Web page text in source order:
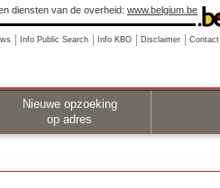
diensten van de overheid: www.belgium.be
Info Public Search Info KBO Disclaimer Contact
Nieuwe opzoeking
op adres